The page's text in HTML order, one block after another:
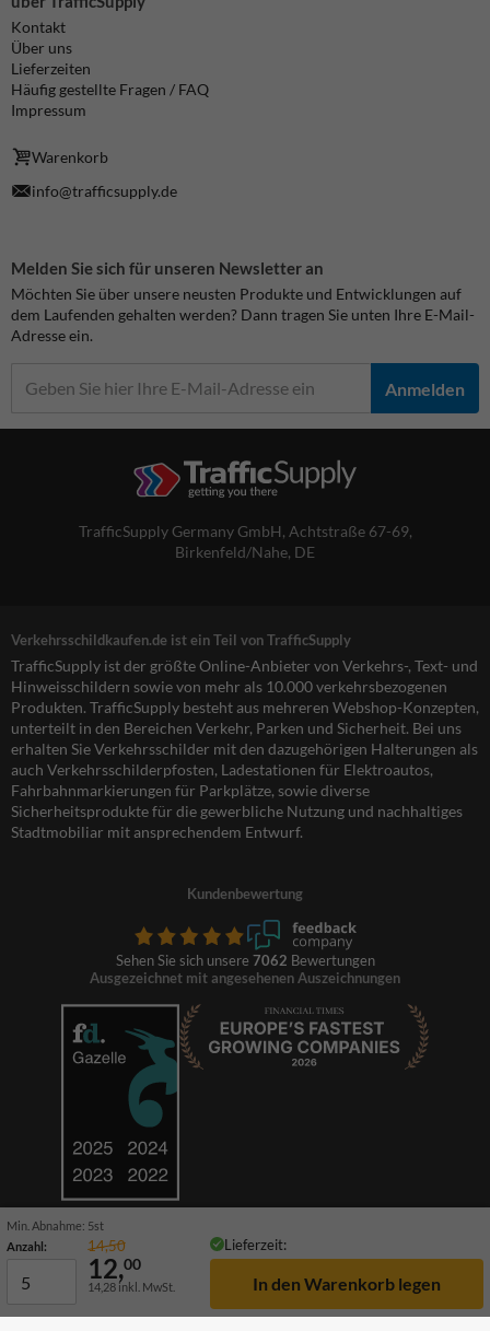
Min. Abnahme: 5st
Anzahl:
14,50 Lieferzeit:
12,00
14,28 inkl. MwSt.
Kontakt
Über uns
Lieferzeiten
Häufig gestellte Fragen / FAQ
Impressum
Warenkorb
info@trafficsupply.de
Melden Sie sich für unseren Newsletter an
Möchten Sie über unsere neusten Produkte und Entwicklungen auf
dem Laufenden gehalten werden? Dann tragen Sie unten Ihre E-Mail-
Adresse ein.
Anmelden
TrafficSupply Germany GmbH, Achtstraße 67-69,
Birkenfeld/Nahe, DE
Verkehrsschildkaufen.de ist ein Teil von TrafficSupply
TrafficSupply ist der größte Online-Anbieter von Verkehrs-, Text- und
Hinweisschildern sowie von mehr als 10.000 verkehrsbezogenen
Produkten. TrafficSupply besteht aus mehreren Webshop-Konzepten,
unterteilt in den Bereichen Verkehr, Parken und Sicherheit. Bei uns
erhalten Sie Verkehrsschilder mit den dazugehörigen Halterungen als
auch Verkehrsschilderpfosten, Ladestationen für Elektroautos,
Fahrbahnmarkierungen für Parkplätze, sowie diverse
Sicherheitsprodukte für die gewerbliche Nutzung und nachhaltiges
Stadtmobiliar mit ansprechendem Entwurf.
Kundenbewertung
Sehen Sie sich unsere 7062 Bewertungen
Ausgezeichnet mit angesehenen Auszeichnungen
© 2026 TrafficSupply. Alle Rechte vorbehalten.